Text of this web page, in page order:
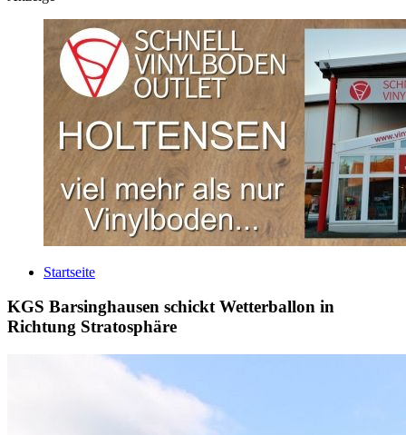
Startseite
KGS Barsinghausen schickt Wetterballon in
Richtung Stratosphäre